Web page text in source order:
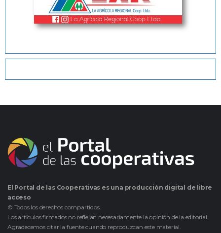
El Portal de las Cooperativas es una producción digital de libre
acceso
© Todos los derechos compartidos.
Los artículos firmados no reflejan necesariamente la opinión de la editorial.
Agradecemos citar la fuente cuando reproduzcan este material.